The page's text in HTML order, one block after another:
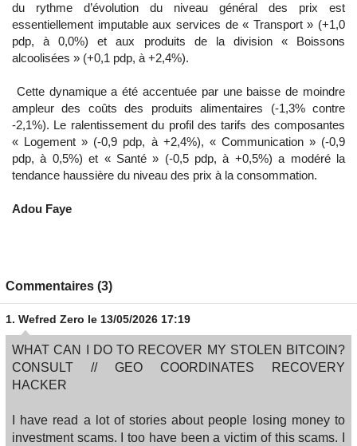
du rythme d’évolution du niveau général des prix est
essentiellement imputable aux services de « Transport » (+1,0
pdp, à 0,0%) et aux produits de la division « Boissons
alcoolisées » (+0,1 pdp, à +2,4%).
Cette dynamique a été accentuée par une baisse de moindre
ampleur des coûts des produits alimentaires (-1,3% contre
-2,1%). Le ralentissement du profil des tarifs des composantes
« Logement » (-0,9 pdp, à +2,4%), « Communication » (-0,9
pdp, à 0,5%) et « Santé » (-0,5 pdp, à +0,5%) a modéré la
tendance haussière du niveau des prix à la consommation.
Adou Faye
Commentaires (3)
1. Wefred Zero le 13/05/2026 17:19
WHAT CAN I DO TO RECOVER MY STOLEN BITCOIN?
CONSULT // GEO COORDINATES RECOVERY
HACKER
I have read a lot of stories about people losing money to
investment scams. I too have been a victim of this scams. I